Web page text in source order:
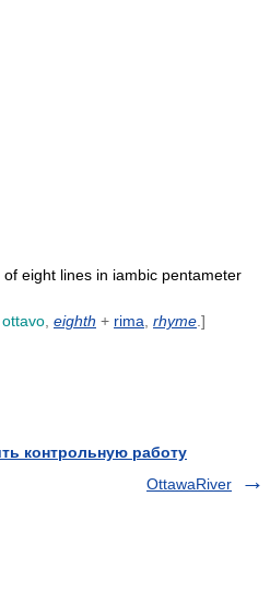
eight lines in iambic pentameter
ottavo eighth + rima rhyme .]
контрольную работу
OttawaRiver